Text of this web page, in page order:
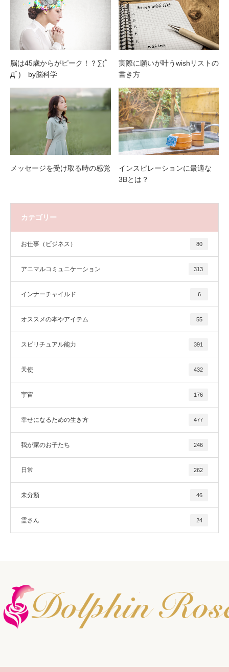
脳は45歳からがピーク！？∑(ﾟ
Дﾟ) by脳科学
実際に願いが叶うwishリストの
書き方
メッセージを受け取る時の感覚
インスピレーションに最適な
3Bとは？
カテゴリー
お仕事（ビジネス） 80
アニマルコミュニケーション 313
インナーチャイルド 6
オススメの本やアイテム 55
スピリチュアル能力 391
天使 432
宇宙 176
幸せになるための生き方 477
我が家のお子たち 246
日常 262
未分類 46
霊さん 24